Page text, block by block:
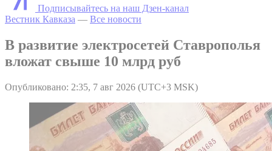
Подписывайтесь на наш Дзен-канал
Вестник Кавказа — Все новости
В развитие электросетей Ставрополья
вложат свыше 10 млрд руб
Опубликовано: 2:35, 7 авг 2026 (UTC+3 MSK)